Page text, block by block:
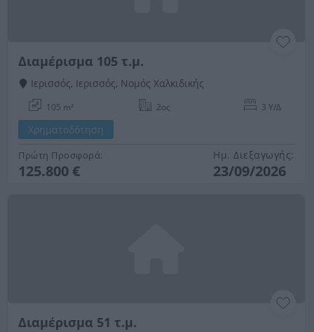
Διαμέρισμα 105 τ.μ.
Ιερισσός, Ιερισσός, Νομός Χαλκιδικής
105 m² 2ος 3 Υ/Δ
Χρηματοδότηση
Πρώτη Προσφορά:
125.800 €
Ημ. Διεξαγωγής:
23/09/2026
Διαμέρισμα 51 τ.μ.